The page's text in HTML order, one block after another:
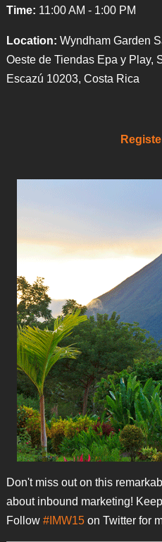
Time: 11:00 AM - 1:00 PM
Location: Wyndham Garden
Oeste de Tiendas Epa y Play,
Escazú 10203, Costa Rica
Don't miss out on this
about inbound marketing!
Follow #IMW15 on Twitter for